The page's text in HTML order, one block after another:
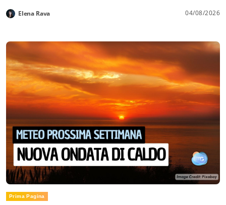
Elena Rava 04/08/2026
Prima Pagina